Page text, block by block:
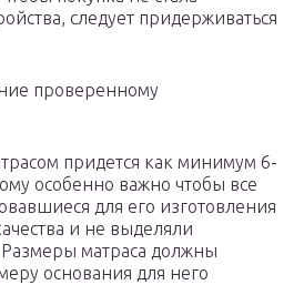
следует придерживаться
проверенному
придется как минимум 6-
особенно важно чтобы все
для его изготовления
и не выделяли
матраса должны
основания для него